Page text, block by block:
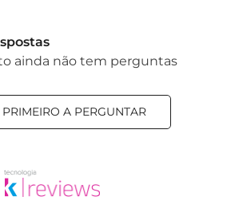
ainda não tem perguntas
A PERGUNTAR